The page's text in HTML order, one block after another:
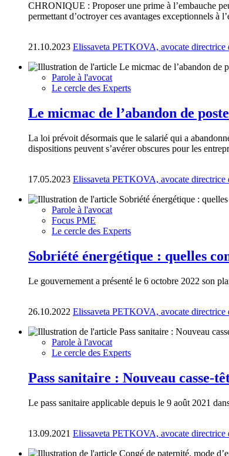
CHRONIQUE : Proposer une prime à l’embauche
permettant d’octroyer ces avantages exceptionnels à
21.10.2023 Elissaveta PETKOVA, avocate
Parole à l'avocat
Le cercle des Experts
Le micmac de l’abandon de poste
La loi prévoit désormais que le salarié qui a
dispositions peuvent s’avérer obscures pour les
17.05.2023 Elissaveta PETKOVA, avocate
Parole à l'avocat
Focus PME
Le cercle des Experts
Sobriété énergétique : quelles
Le gouvernement a présenté le 6 octobre 2022 son
26.10.2022 Elissaveta PETKOVA, avocate
Parole à l'avocat
Le cercle des Experts
Pass sanitaire : Nouveau casse-
Le pass sanitaire applicable depuis le 9 août 2021
13.09.2021 Elissaveta PETKOVA, avocate